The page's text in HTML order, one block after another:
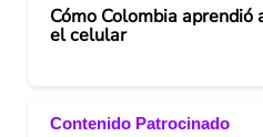
Cómo Colombia aprendió
el celular
Contenido Patrocinado